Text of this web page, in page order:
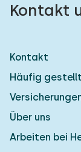
Kontakt
Kontakt
Häufig
Über uns
Arbeiten bei